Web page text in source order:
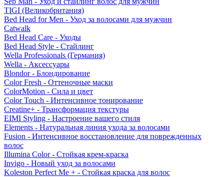
TIGI (Великобритания)
Bed Head for Men - Уход за волосами для мужчин
Catwalk
Bed Head Care - Уходы
Bed Head Style - Стайлинг
Wella Professionals (Германия)
Wella - Аксессуары
Blondor - Блондирование
Color Fresh - Оттеночные маски
ColorMotion - Сила и цвет
Color Touch - Интенсивное тонирование
Creatine+ - Трансформация текстуры
EIMI Styling - Настроение вашего стиля
Elements - Натуральная линия ухода за волосами
Fusion - Интенсивное восстановление для поврежденных
волос
Illumina Color - Стойкая крем-краска
Invigo - Новый уход за волосами
Koleston Perfect Me + - Стойкая краска для волос